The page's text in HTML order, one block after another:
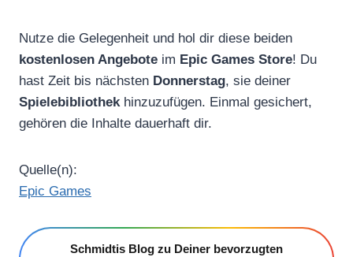
Nutze die Gelegenheit und hol dir diese beiden
kostenlosen Angebote im Epic Games Store! Du
hast Zeit bis nächsten Donnerstag, sie deiner
Spielebibliothekhinzuzufügen. Einmal gesichert,
gehören die Inhalte dauerhaft dir.
Quelle(n):
Epic Games
Schmidtis Blog zu Deiner bevorzugten